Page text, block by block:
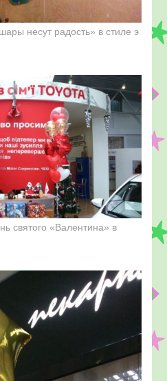
несут радость» в стиле э
святого «Валентина» в